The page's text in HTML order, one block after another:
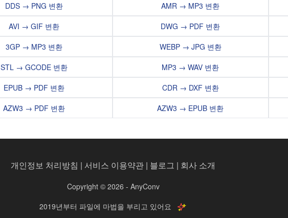
DDS → PNG 변환
AVI → GIF 변환
3GP → MP3 변환
STL → GCODE 변환
EPUB → PDF 변환
AZW3 → PDF 변환
AMR → MP3 변환
DWG → PDF 변환
WEBP → JPG 변환
MP3 → WAV 변환
CDR → DXF 변환
AZW3 → EPUB 변환
개인정보 처리방침 | 서비스 이용약관 | 블로그 | 회사 소개
Copyright © 2026 - AnyConv
2019년부터 파일에 마법을 부리고 있어요